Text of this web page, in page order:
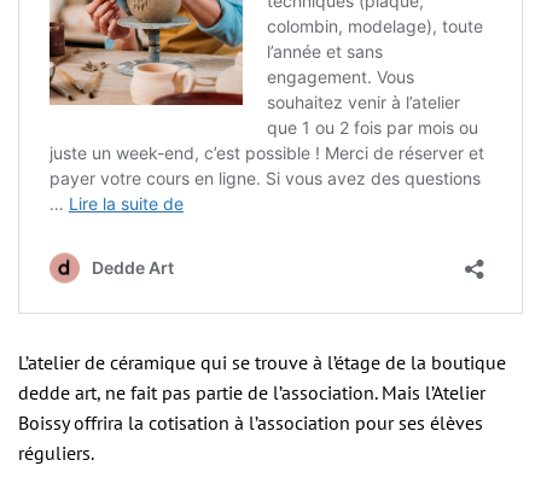
L’atelier de céramique qui se trouve à l’étage de la boutique
dedde art, ne fait pas partie de l’association. Mais l’Atelier
Boissy offrira la cotisation à l’association pour ses élèves
réguliers.